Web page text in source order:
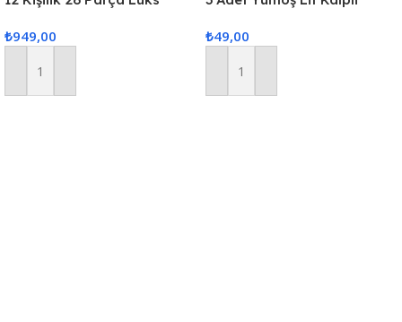
Masa Örtüsü Seti
₺949,00
Sepete Ekle
₺49,00
Sepete Ekle